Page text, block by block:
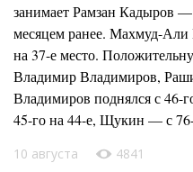
занимает Рамзан Кадыров
месяцем ранее. Махмуд-Али
на 37-е место.
Владимир Владимиров,
Владимиров поднялся с 46-
45-го на 44-е, Щукин — с
10 августа 4841